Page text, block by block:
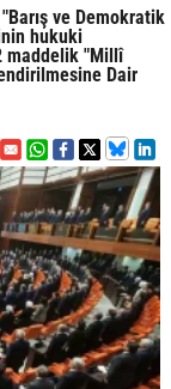
ve Demokratik
hukuki
maddelik "Millî
Dair